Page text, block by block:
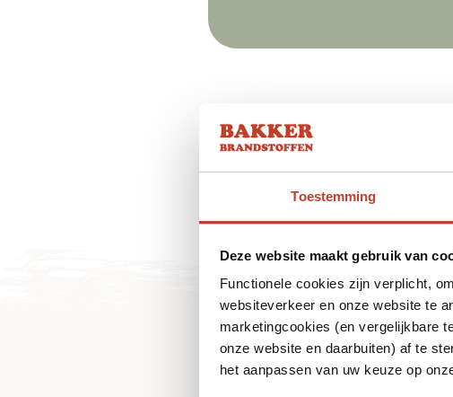
Toestemming
Deze website maakt gebruik van
Functionele cookies zijn verplicht,
websiteverkeer en onze website te
marketingcookies (en vergelijkbare
onze website en daarbuiten) af te
het aanpassen van uw keuze op